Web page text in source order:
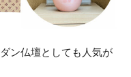
ン仏壇としても人気が